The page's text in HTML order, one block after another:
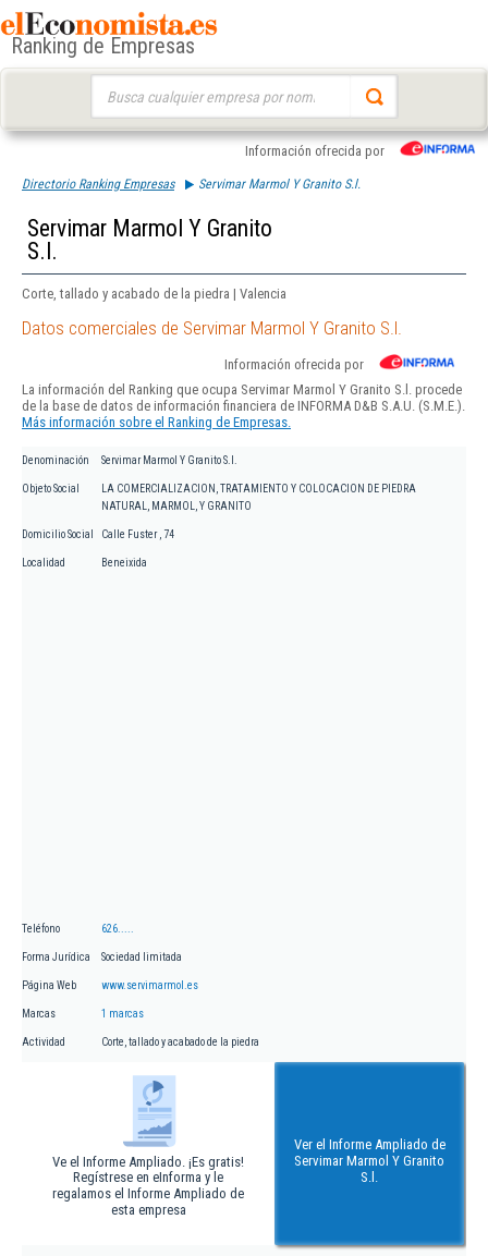
Ranking de Empresas
Información ofrecida por
Directorio Ranking Empresas Servimar Marmol Y Granito S.l.
Servimar Marmol Y Granito
S.l.
Corte, tallado y acabado de la piedra | Valencia
Datos comerciales de Servimar Marmol Y Granito S.l.
Información ofrecida por
La información del Ranking que ocupa Servimar Marmol Y Granito S.l. procede
de la base de datos de información financiera de INFORMA D&B S.A.U. (S.M.E.).
Más información sobre el Ranking de Empresas.
Denominación Servimar Marmol Y Granito S.l.
Objeto Social
LA COMERCIALIZACION, TRATAMIENTO Y COLOCACION DE PIEDRA
NATURAL, MARMOL, Y GRANITO
Domicilio Social Calle Fuster , 74
Localidad Beneixida
Teléfono 626.....
Forma Jurídica Sociedad limitada
Página Web www.servimarmol.es
Marcas 1 marcas
Actividad Corte, tallado y acabado de la piedra
Ve el Informe Ampliado. ¡Es gratis!
Regístrese en eInforma y le
regalamos el Informe Ampliado de
esta empresa
Ver el Informe Ampliado de
Servimar Marmol Y Granito
S.l.